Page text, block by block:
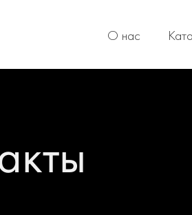
О нас